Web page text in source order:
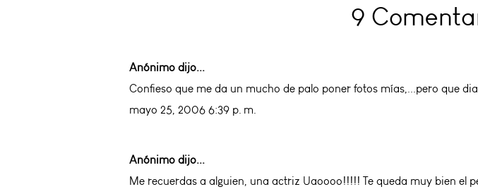
9
Anónimo dijo...
Confieso que me da un mucho de palo poner fotos mías,...pero que
mayo 25, 2006 6:39 p. m.
Anónimo dijo...
Me recuerdas a alguien, una actriz Uaoooo!!!!! Te queda muy bien el